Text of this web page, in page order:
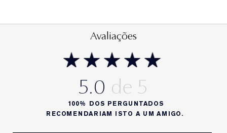
Avaliações
5.0
100% DOS PERGUNTADOS
RECOMENDARIAM ISTO A UM AMIGO.